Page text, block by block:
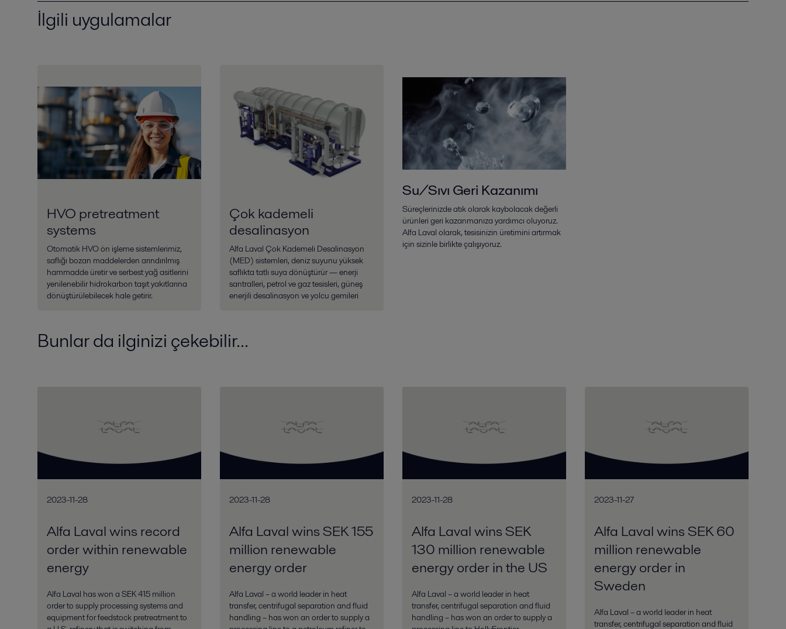
İlgili uygulamalar
HVO pretreatment
systems
Otomatik HVO ön işleme sistemlerimiz,
saflığı bozan maddelerden arındırılmış
hammadde üretir ve serbest yağ asitlerini
yenilenebilir hidrokarbon taşıt yakıtlarına
dönüştürülebilecek hale getirir.
Çok kademeli
desalinasyon
Alfa Laval Çok Kademeli Desalinasyon
(MED) sistemleri, deniz suyunu yüksek
saflıkta tatlı suya dönüştürür — enerji
santralleri, petrol ve gaz tesisleri, güneş
enerjili desalinasyon ve yolcu gemileri
Su/Sıvı Geri Kazanımı
Süreçlerinizde atık olarak kaybolacak değerli
ürünleri geri kazanmanıza yardımcı oluyoruz.
Alfa Laval olarak, tesisinizin üretimini artırmak
için sizinle birlikte çalışıyoruz.
Bunlar da ilginizi çekebilir...
2023-11-28
Alfa Laval wins record
order within renewable
energy
Alfa Laval has won a SEK 415 million
order to supply processing systems and
equipment for feedstock pretreatment to
2023-11-28
Alfa Laval wins SEK 155
million renewable
energy order
Alfa Laval – a world leader in heat
transfer, centrifugal separation and fluid
handling – has won an order to supply a
2023-11-28
Alfa Laval wins SEK
130 million renewable
energy order in the US
Alfa Laval – a world leader in heat
transfer, centrifugal separation and fluid
handling – has won an order to supply a
2023-11-27
Alfa Laval wins SEK 60
million renewable
energy order in
Sweden
Alfa Laval – a world leader in heat
transfer, centrifugal separation and fluid